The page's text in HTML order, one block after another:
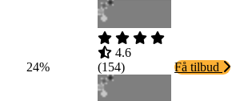
24%
4.6
(154) Få tilbud